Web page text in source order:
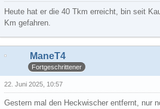
Heute hat er die 40 Tkm erreicht, bin seit
Km gefahren.
ManeT4
Fortgeschrittener
22. Juni 2025, 10:57
Gestern mal den Heckwischer entfernt, nur